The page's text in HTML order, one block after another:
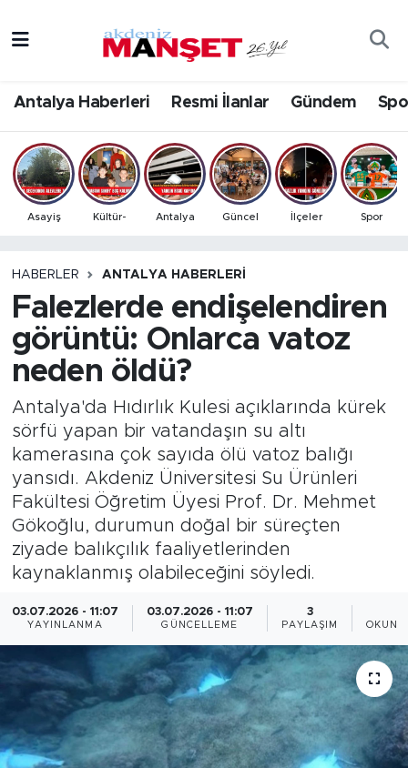
Antalya Haberleri Resmi İlanlar Gündem
Asayiş Kültür- Antalya Güncel İlçeler Spor
HABERLER ANTALYA HABERLERI
Falezlerde endişelendiren
görüntü: Onlarca vatoz
neden öldü?
Antalya'da Hıdırlık Kulesi açıklarında kürek
sörfü yapan bir vatandaşın su altı
kamerasına çok sayıda ölü vatoz balığı
yansıdı. Akdeniz Üniversitesi Su Ürünleri
Fakültesi Öğretim Üyesi Prof. Dr. Mehmet
Gökoğlu, durumun doğal bir süreçten
ziyade balıkçılık faaliyetlerinden
kaynaklanmış olabileceğini söyledi.
03.07.2026 - 11:07
YAYINLANMA
03.07.2026 - 11:07
GÜNCELLEME
3
PAYLAŞIM
Bilim & Teknoloji
Eğitim
Ekonomi
Gündem
İlçeler
Magazin
Özel Haber
Politika
Resmi İlanlar
Sağlık
Spor
Turizm
Antalya Hava Durumu
Antalya Namaz Vakitleri
Antalya Trafik Yoğunluk Haritası
Tüm Manşetler
Son Dakika Haberleri